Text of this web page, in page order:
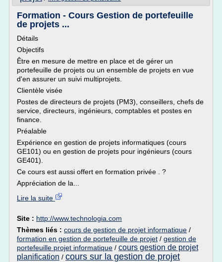
Formation - Cours Gestion de portefeuille
de projets ...
Détails
Objectifs
Être en mesure de mettre en place et de gérer un
portefeuille de projets ou un ensemble de projets en vue
d'en assurer un suivi multiprojets.
Clientèle visée
Postes de directeurs de projets (PM3), conseillers, chefs de
service, directeurs, ingénieurs, comptables et postes en
finance.
Préalable
Expérience en gestion de projets informatiques (cours
GE101) ou en gestion de projets pour ingénieurs (cours
GE401).
Ce cours est aussi offert en formation privée . ?
Appréciation de la...
Lire la suite
Site : http://www.technologia.com
Thèmes liés : cours de gestion de projet informatique /
formation en gestion de portefeuille de projet / gestion de
portefeuille projet informatique / cours gestion de projet
planification / cours sur la gestion de projet